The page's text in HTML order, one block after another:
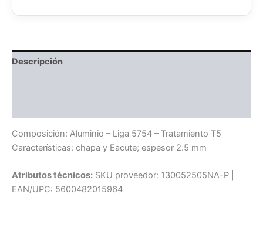
Descripción
Composición: Aluminio – Liga 5754 – Tratamiento T5
Características: chapa y Eacute; espesor 2.5 mm
Atributos técnicos: SKU proveedor: 130052505NA-P |
EAN/UPC: 5600482015964